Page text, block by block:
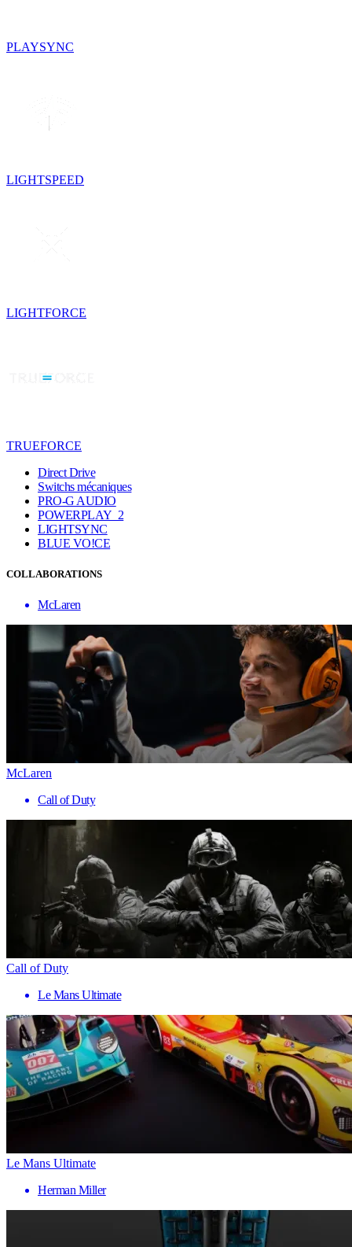
PLAYSYNC
LIGHTSPEED
LIGHTFORCE
TRUEFORCE
Direct Drive
Switchs mécaniques
PRO-G AUDIO
POWERPLAY 2
LIGHTSYNC
BLUE VO!CE
COLLABORATIONS
McLaren
McLaren
Call of Duty
Call of Duty
Le Mans Ultimate
Le Mans Ultimate
Herman Miller